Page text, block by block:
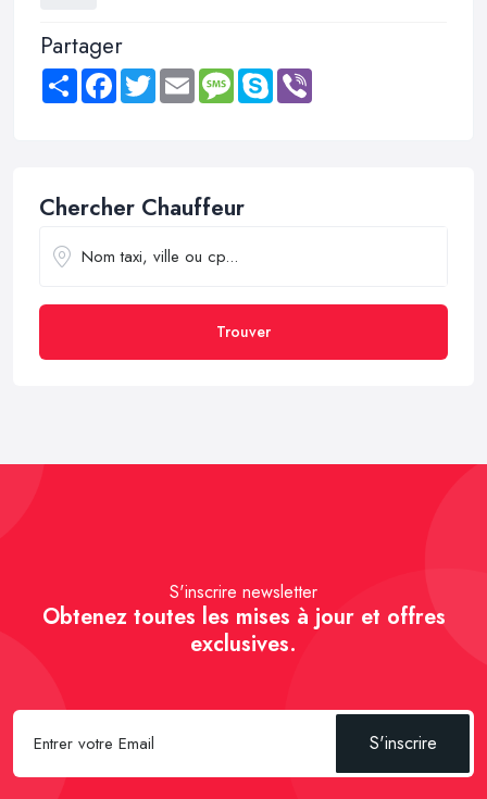
Partager
Share FacebookTwitter Email MessageSkype
Chercher Chauffeur
Trouver
S'inscrire newsletter
Obtenez toutes les mises à jour et offres
exclusives.
S'inscrire